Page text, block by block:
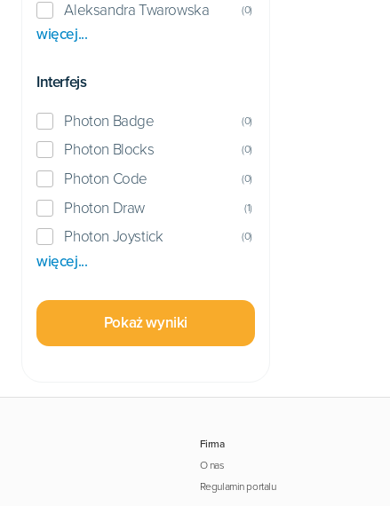
Aleksandra Twarowska (0)
więcej...
Interfejs
Photon Badge (0)
Photon Blocks (0)
Photon Code (0)
Photon Draw (1)
Photon Joystick (0)
więcej...
Pokaż wyniki
Firma
O nas
Regulamin portalu